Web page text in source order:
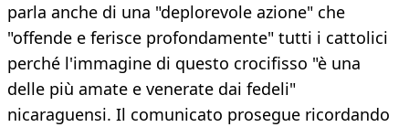
parla anche di una "deplorevole azione" che
"offende e ferisce profondamente" tutti i cattolici
perché l'immagine di questo crocifisso "è una
delle più amate e venerate dai fedeli"
nicaraguensi. Il comunicato prosegue ricordando